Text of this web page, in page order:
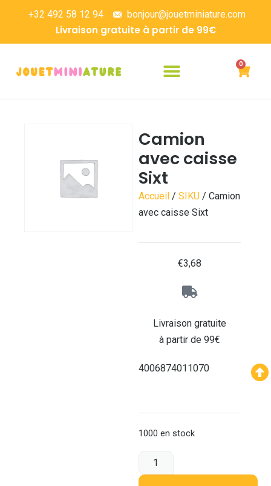
+32 492 58 12 94 bonjour@jouetminiature.com
Livraison gratuite à partir de 99€
0
Camion
avec caisse
Sixt
Accueil/ SIKU/ Camion
avec caisse Sixt
€3,68
Livraison gratuite
à partir de 99€
4006874011070
1000 en stock